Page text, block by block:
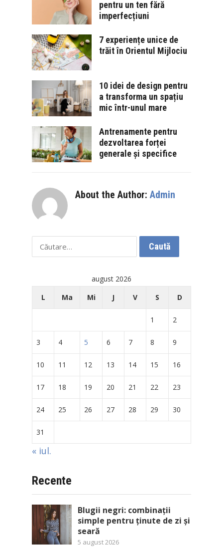
pentru un ten fără
imperfecțiuni
7 experiențe unice de
trăit în Orientul Mijlociu
10 idei de design pentru
a transforma un spațiu
mic într-unul mare
Antrenamente pentru
dezvoltarea forței
generale și specifice
About the Author: Admin
Caută
după:
august 2026
L
Ma Mi J V S D
1 2
3 4 5 6 7 8 9
10 11 12 13 14 15 16
17 18 19 20 21 22 23
24 25 26 27 28 29 30
31
« iul.
Recente
Blugii negri: combinații
simple pentru ținute de zi și
seară
5 august 2026